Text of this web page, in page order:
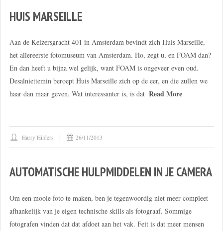
HUIS MARSEILLE
Aan de Keizersgracht 401 in Amsterdam bevindt zich Huis Marseille,
het allereerste fotomuseum van Amsterdam. Ho, zegt u, en FOAM dan?
En dan heeft u bijna wel gelijk, want FOAM is ongeveer even oud.
Desalniettemin beroept Huis Marseille zich op de eer, en die zullen we
haar dan maar geven. Wat interessanter is, is dat Read More
Harry Hilders 26/11/2013
AUTOMATISCHE HULPMIDDELEN IN JE CAMERA
Om een mooie foto te maken, ben je tegenwoordig niet meer compleet
afhankelijk van je eigen technische skills als fotograaf. Sommige
fotografen vinden dat dat afdoet aan het vak. Feit is dat meer mensen